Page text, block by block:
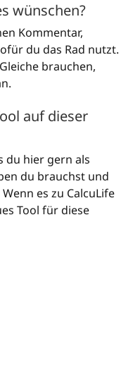
wünschen?
Kommentar,
du das Rad nutzt.
brauchen,
auf dieser
du hier gern als
du brauchst und
es zu CalcuLife
Tool für diese